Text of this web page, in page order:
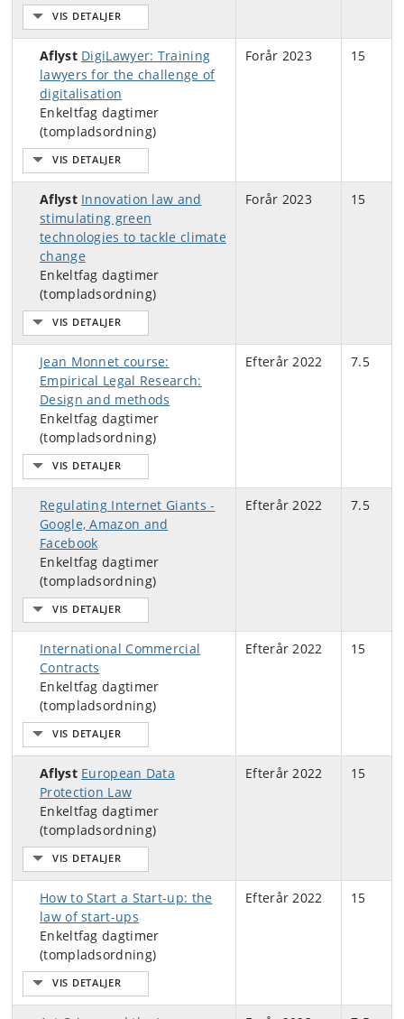
Aflyst DigiLawyer: Training
lawyers for the challenge of
digitalisation
Enkeltfag dagtimer
(tompladsordning)
Forår 2023 15
Aflyst Innovation law and
stimulating green
technologies to tackle climate
change
Enkeltfag dagtimer
(tompladsordning)
Forår 2023 15
Jean Monnet course:
Empirical Legal Research:
Design and methods
Enkeltfag dagtimer
(tompladsordning)
Efterår 2022 7.5
Regulating Internet Giants -
Google, Amazon and
Facebook
Enkeltfag dagtimer
(tompladsordning)
Efterår 2022 7.5
International Commercial
Contracts
Enkeltfag dagtimer
(tompladsordning)
Efterår 2022 15
Aflyst European Data
Protection Law
Enkeltfag dagtimer
(tompladsordning)
Efterår 2022 15
How to Start a Start-up: the
law of start-ups
Enkeltfag dagtimer
(tompladsordning)
Efterår 2022 15